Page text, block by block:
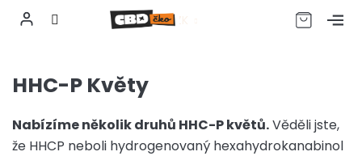
obsah
CZK
HHC-P Květy
Nabízíme několik druhů HHC-P květů.Věděli jste,
že HHCP neboli hydrogenovaný hexahydrokanabinol